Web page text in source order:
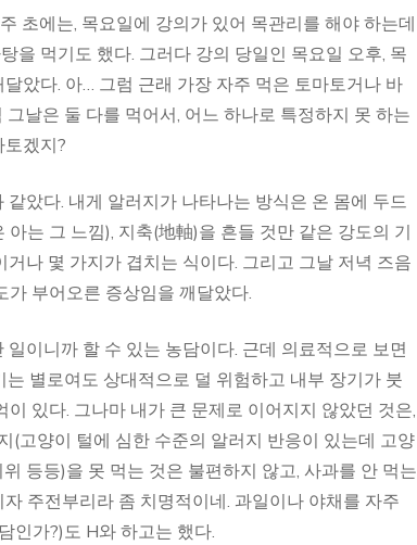
초에는, 목요일에 강의가 있어 목관리를 해야 하는데
을 먹기도 했다. 그러다 강의 당일인 목요일 오후, 목
았다. 아… 그럼 근래 가장 자주 먹은 토마토거나 바
날은 둘 다를 먹어서, 어느 하나로 특정하지 못 하는
겠지?
았다. 내게 알러지가 나타나는 방식은 온 몸에 두드
는 그 느낌), 지축(地軸)을 흔들 것만 같은 강도의 기
나 몇 가지가 겹치는 식이다. 그리고 그날 저녁 즈음
부어오른 증상임을 깨달았다.
이니까 할 수 있는 농담이다. 근데 의료적으로 보면
별로여도 상대적으로 덜 위험하고 내부 장기가 붓
있다. 그나마 내가 큰 문제로 이어지지 않았던 것은,
(고양이 털에 심한 수준의 알러지 반응이 있는데 고양
등등)을 못 먹는 것은 불편하지 않고, 사과를 안 먹는
주전부리라 좀 치명적이네. 과일이나 야채를 자주
인가?)도 H와 하고는 했다.